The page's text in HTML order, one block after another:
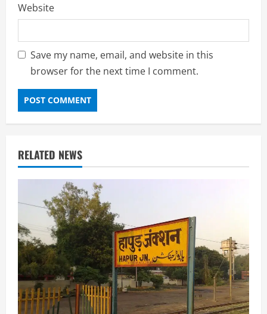
Website
Save my name, email, and website in this
browser for the next time I comment.
RELATED NEWS